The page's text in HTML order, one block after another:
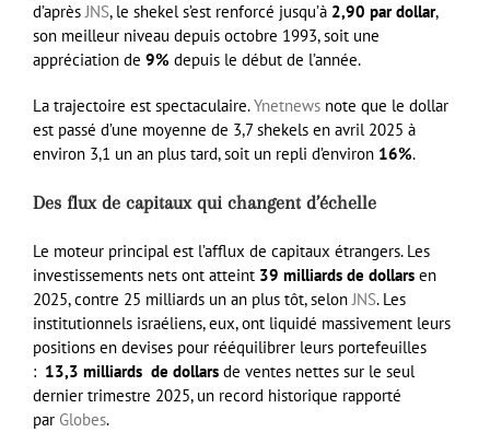
d’aprèsJNS, le shekel s’est renforcé jusqu’à 2,90 par dollar,
son meilleur niveau depuis octobre 1993, soit une
appréciation de 9% depuis le début de l’année.
La trajectoire est spectaculaire.Ynetnews note que le dollar
est passé d’une moyenne de 3,7 shekels en avril 2025 à
environ 3,1 un an plus tard, soit un repli d’environ 16%.
Des flux de capitaux qui changent d’échelle
Le moteur principal est l’afflux de capitaux étrangers. Les
investissements nets ont atteint 39 milliards de dollars en
2025, contre 25 milliards un an plus tôt, selonJNS. Les
institutionnels israéliens, eux, ont liquidé massivement leurs
positions en devises pour rééquilibrer leurs portefeuilles
: 13,3 milliards de dollars de ventes nettes sur le seul
dernier trimestre 2025, un record historique rapporté
par Globes.